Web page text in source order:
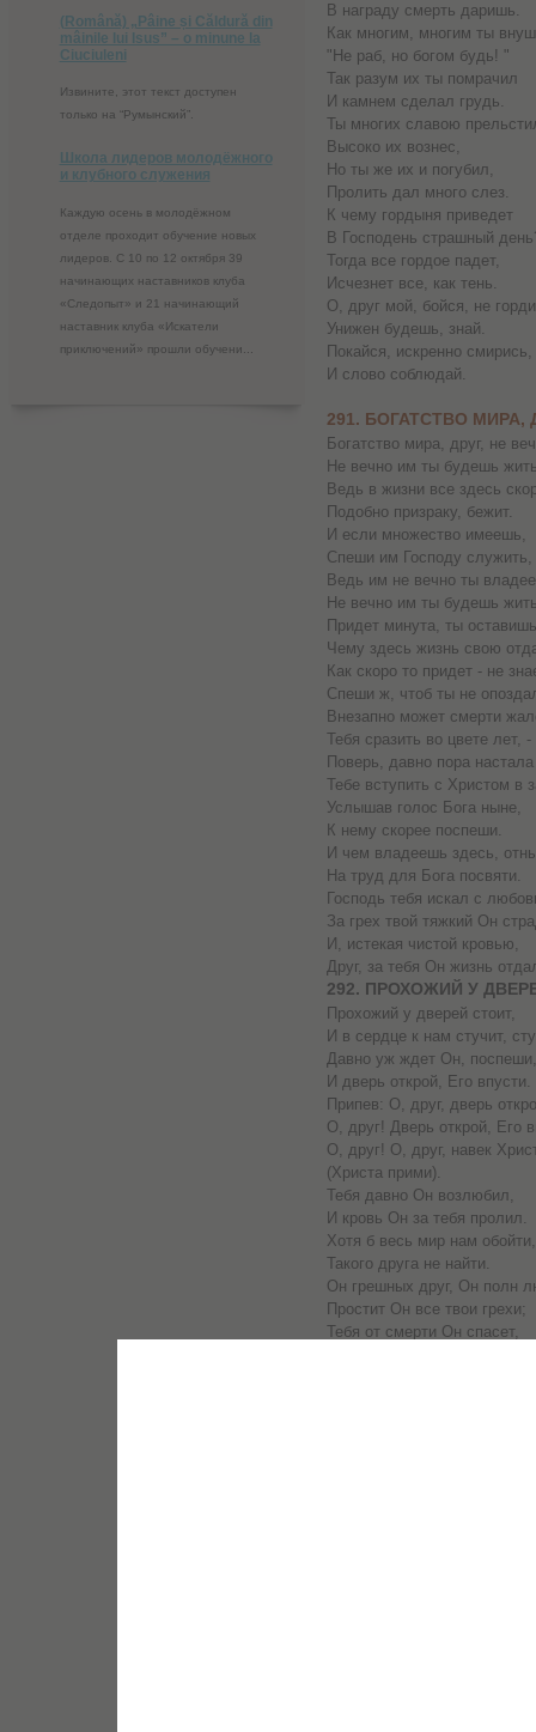
(Română) „Pâine și Căldură din
mâinile lui Isus” – o minune la
Ciuciuleni
Извините, этот текст доступен
только на “Румынский”.
Школа лидеров молодёжного
и клубного служения
Каждую осень в молодёжном
отделе проходит обучение новых
лидеров. С 10 по 12 октября 39
начинающих наставников клуба
«Следопыт» и 21 начинающий
наставник клуба «Искатели
приключений» прошли обучени...
В награду смерть даришь.
Как многим, многим ты
"Не раб, но богом будь! "
Так разум их ты помрачил
И камнем сделал грудь.
Ты многих славою
Высоко их вознес,
Но ты же их и погубил,
Пролить дал много слез.
К чему гордыня приведет
В Господень страшный
Тогда все гордое падет,
Исчезнет все, как тень.
О, друг мой, бойся, не
Унижен будешь, знай.
Покайся, искренно смирись,
И слово соблюдай.
291. БОГАТСТВО МИРА,
Богатство мира, друг, не
Не вечно им ты будешь
Ведь в жизни все здесь
Подобно призраку, бежит.
И если множество имеешь,
Спеши им Господу служить,
Ведь им не вечно ты
Не вечно им ты будешь
Придет минута, ты
Чему здесь жизнь свою
Как скоро то придет - не
Спеши ж, чтоб ты не
Внезапно может смерти
Тебя сразить во цвете лет, -
Поверь, давно пора настала
Тебе вступить с Христом в
Услышав голос Бога ныне,
К нему скорее поспеши.
И чем владеешь здесь,
На труд для Бога посвяти.
Господь тебя искал с
За грех твой тяжкий Он
И, истекая чистой кровью,
Друг, за тебя Он жизнь
292. ПРОХОЖИЙ У
Прохожий у дверей стоит,
И в сердце к нам стучит,
Давно уж ждет Он, поспеши,
И дверь открой, Его впусти.
Припев: О, друг, дверь
О, друг! Дверь открой, Его
О, друг! О, друг, навек
(Христа прими).
Тебя давно Он возлюбил,
И кровь Он за тебя пролил.
Хотя б весь мир нам
Такого друга не найти.
Он грешных друг, Он полн
Простит Он все твои грехи;
Тебя от смерти Он спасет,